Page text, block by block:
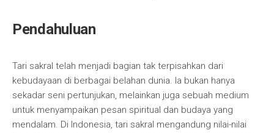
Pendahuluan
Tari sakral telah menjadi bagian tak terpisahkan dari
kebudayaan di berbagai belahan dunia. Ia bukan hanya
sekadar seni pertunjukan, melainkan juga sebuah medium
untuk menyampaikan pesan spiritual dan budaya yang
mendalam. Di Indonesia, tari sakral mengandung nilai-nilai